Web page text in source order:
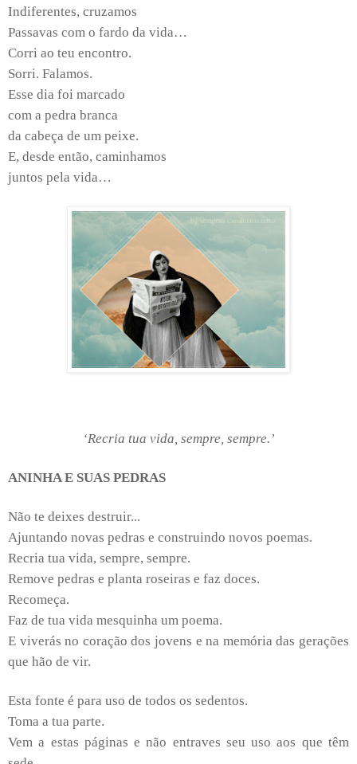
Indiferentes, cruzamos
Passavas com o fardo da vida…
Corri ao teu encontro.
Sorri. Falamos.
Esse dia foi marcado
com a pedra branca
da cabeça de um peixe.
E, desde então, caminhamos
juntos pela vida…
‘Recria tua vida, sempre, sempre.’
ANINHA E SUAS PEDRAS
Não te deixes destruir...
Ajuntando novas pedras e construindo novos poemas.
Recria tua vida, sempre, sempre.
Remove pedras e planta roseiras e faz doces.
Recomeça.
Faz de tua vida mesquinha um poema.
E viverás no coração dos jovens e na memória das gerações
que hão de vir.
Esta fonte é para uso de todos os sedentos.
Toma a tua parte.
Vem a estas páginas e não entraves seu uso aos que têm